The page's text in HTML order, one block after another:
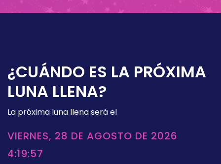
¿CUÁNDO ES LA PRÓXIMA
LUNA LLENA?
La próxima luna llena será el
VIERNES, 28 DE AGOSTO DE 2026
4:19:57